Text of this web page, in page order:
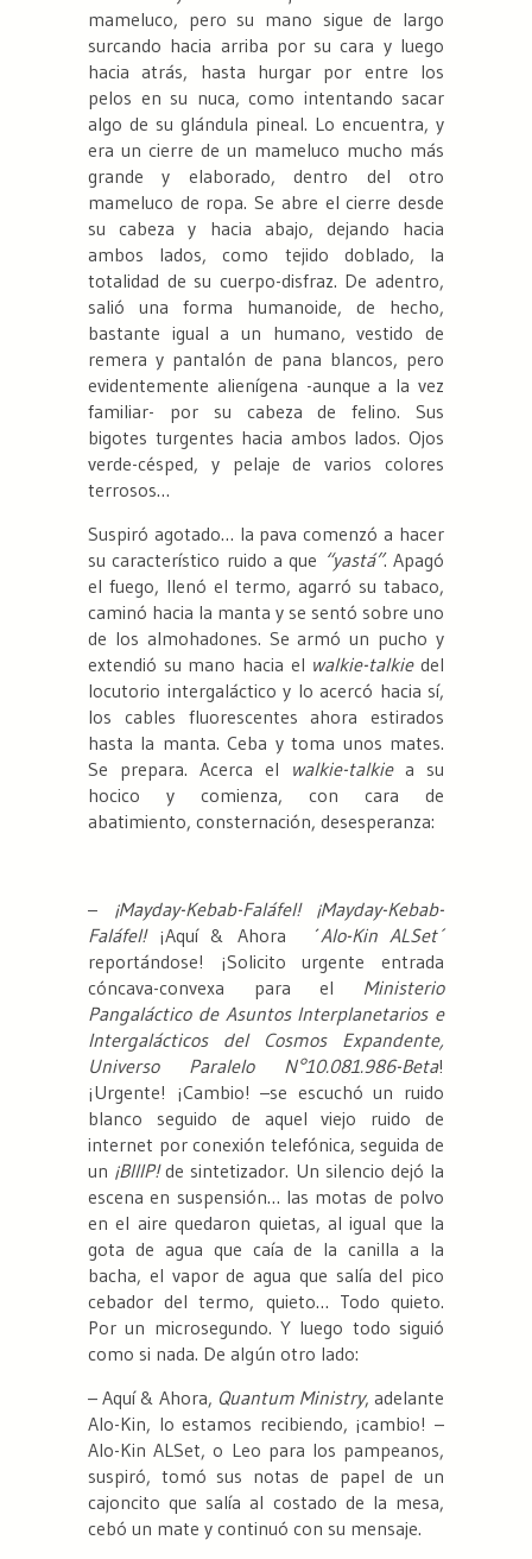
mameluco, pero su mano sigue de largo
surcando hacia arriba por su cara y luego
hacia atrás, hasta hurgar por entre los
pelos en su nuca, como intentando sacar
algo de su glándula pineal. Lo encuentra, y
era un cierre de un mameluco mucho más
grande y elaborado, dentro del otro
mameluco de ropa. Se abre el cierre desde
su cabeza y hacia abajo, dejando hacia
ambos lados, como tejido doblado, la
totalidad de su cuerpo-disfraz. De adentro,
salió una forma humanoide, de hecho,
bastante igual a un humano, vestido de
remera y pantalón de pana blancos, pero
evidentemente alienígena -aunque a la vez
familiar- por su cabeza de felino. Sus
bigotes turgentes hacia ambos lados. Ojos
verde-césped, y pelaje de varios colores
terrosos…
Suspiró agotado… la pava comenzó a hacer
su característico ruido a que “yastá”. Apagó
el fuego, llenó el termo, agarró su tabaco,
caminó hacia la manta y se sentó sobre uno
de los almohadones. Se armó un pucho y
extendió su mano hacia el walkie-talkiedel
locutorio intergaláctico y lo acercó hacia sí,
los cables fluorescentes ahora estirados
hasta la manta. Ceba y toma unos mates.
Se prepara. Acerca el walkie-talkiea su
hocico y comienza, con cara de
abatimiento, consternación, desesperanza:
– ¡Mayday-Kebab-Faláfel! ¡Mayday-Kebab-
Faláfel!¡Aquí & Ahora ´Alo-Kin ALSet´
reportándose! ¡Solicito urgente entrada
cóncava-convexa para el Ministerio
Pangaláctico de Asuntos Interplanetarios e
Intergalácticos del Cosmos Expandente,
Universo Paralelo N°10.081.986-Beta!
¡Urgente! ¡Cambio! –se escuchó un ruido
blanco seguido de aquel viejo ruido de
internet por conexión telefónica, seguida de
un ¡BIIIP!de sintetizador. Un silencio dejó la
escena en suspensión… las motas de polvo
en el aire quedaron quietas, al igual que la
gota de agua que caía de la canilla a la
bacha, el vapor de agua que salía del pico
cebador del termo, quieto… Todo quieto.
Por un microsegundo. Y luego todo siguió
como si nada. De algún otro lado:
– Aquí & Ahora, Quantum Ministry, adelante
Alo-Kin, lo estamos recibiendo, ¡cambio! –
Alo-Kin ALSet, o Leo para los pampeanos,
suspiró, tomó sus notas de papel de un
cajoncito que salía al costado de la mesa,
cebó un mate y continuó con su mensaje.